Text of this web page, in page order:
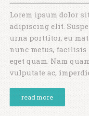
Lorem ipsum dolor
adipiscing elit.
urna porttitor, eu
nunc metus,
eget quam. Nam
vulputate ac,
read more